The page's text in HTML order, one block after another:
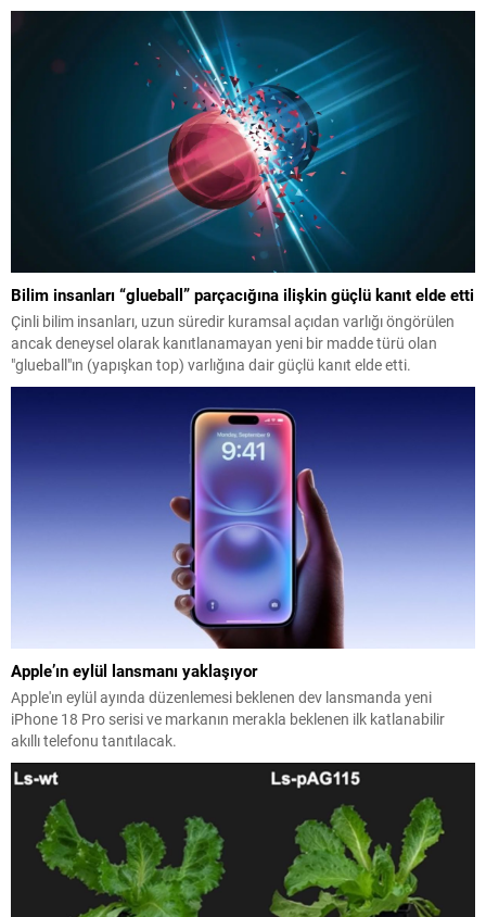
Bilim insanları “glueball” parçacığına ilişkin güçlü kanıt elde etti
Çinli bilim insanları, uzun süredir kuramsal açıdan varlığı öngörülen
ancak deneysel olarak kanıtlanamayan yeni bir madde türü olan
"glueball"ın (yapışkan top) varlığına dair güçlü kanıt elde etti.
Apple’ın eylül lansmanı yaklaşıyor
Apple'ın eylül ayında düzenlemesi beklenen dev lansmanda yeni
iPhone 18 Pro serisi ve markanın merakla beklenen ilk katlanabilir
akıllı telefonu tanıtılacak.